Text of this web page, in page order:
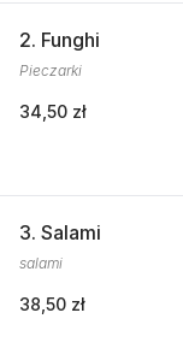
2. Funghi
Pieczarki
34,50 zł
3. Salami
salami
38,50 zł